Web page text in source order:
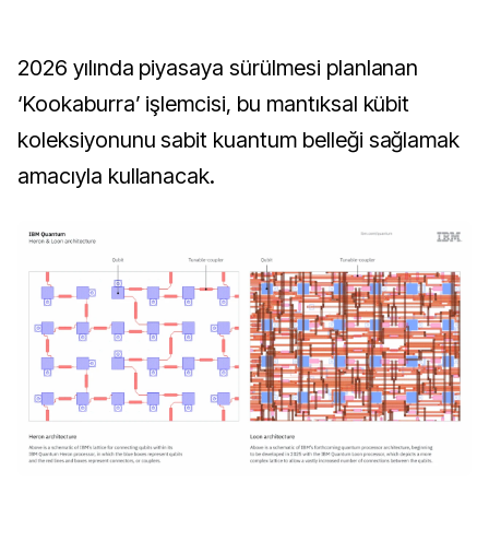
2026 yılında piyasaya sürülmesi planlanan
‘Kookaburra’ işlemcisi, bu mantıksal kübit
koleksiyonunu sabit kuantum belleği sağlamak
amacıyla kullanacak.